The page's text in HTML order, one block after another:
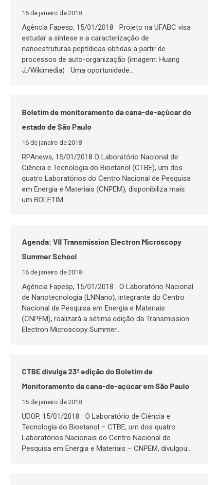
16 de janeiro de 2018
Agência Fapesp, 15/01/2018 Projeto na UFABC visa
estudar a síntese e a caracterização de
nanoestruturas peptídicas obtidas a partir de
processos de auto-organização (imagem: Huang
J./Wikimedia) Uma oportunidade…
Boletim de monitoramento da cana-de-açúcar do
estado de São Paulo
16 de janeiro de 2018
RPAnews, 15/01/2018 O Laboratório Nacional de
Ciência e Tecnologia do Bioetanol (CTBE), um dos
quatro Laboratórios do Centro Nacional de Pesquisa
em Energia e Materiais (CNPEM), disponibiliza mais
um BOLETIM…
Agenda: VII Transmission Electron Microscopy
Summer School
16 de janeiro de 2018
Agência Fapesp, 15/01/2018 O Laboratório Nacional
de Nanotecnologia (LNNano), integrante do Centro
Nacional de Pesquisa em Energia e Materiais
(CNPEM), realizará a sétima edição da Transmission
Electron Microscopy Summer…
CTBE divulga 23ª edição do Boletim de
Monitoramento da cana-de-açúcar em São Paulo
16 de janeiro de 2018
UDOP, 15/01/2018 O Laboratório de Ciência e
Tecnologia do Bioetanol – CTBE, um dos quatro
Laboratórios Nacionais do Centro Nacional de
Pesquisa em Energia e Materiais – CNPEM, divulgou…